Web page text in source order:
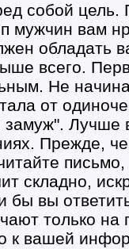
собой
мужчин вам
обладать
всего.
Не
от
Лучше
Прежде,
складно,
бы вы
только на
к вашей